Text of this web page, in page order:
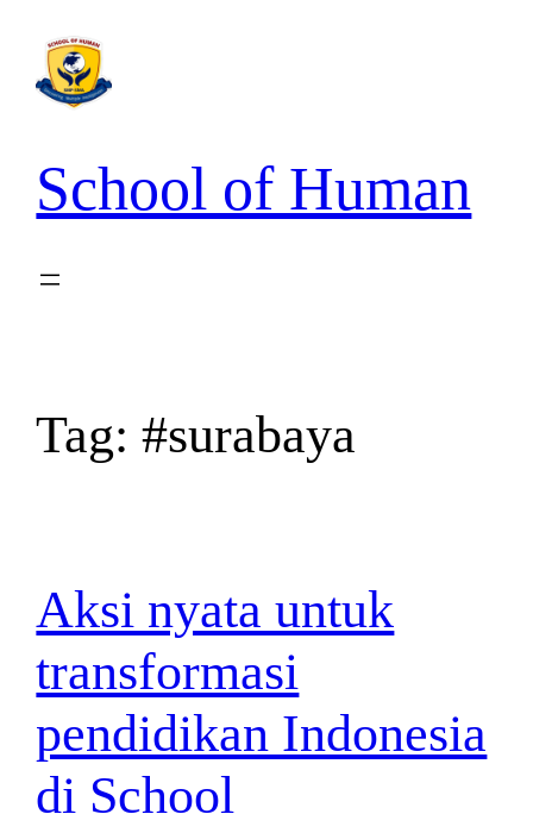
School of Human
Tag:#surabaya
Aksi nyata untuk
transformasi
pendidikan Indonesia
di School